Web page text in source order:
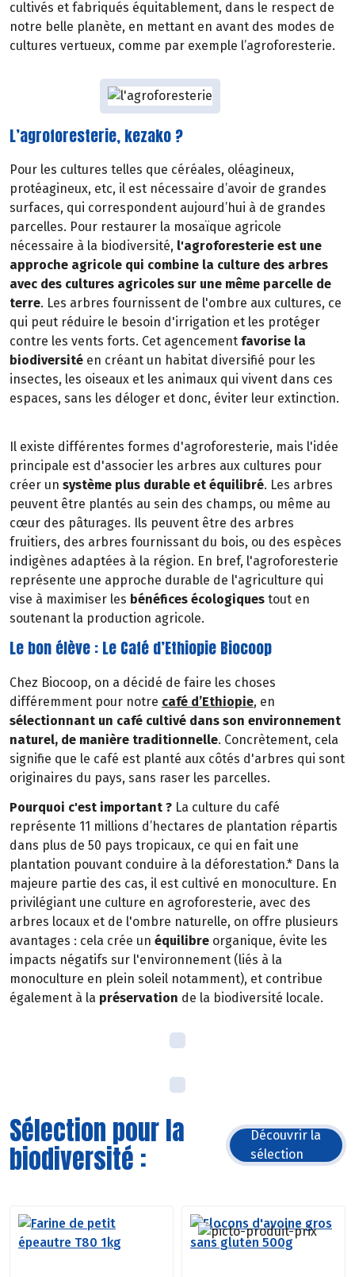
cultivés et fabriqués équitablement, dans le respect de
notre belle planète, en mettant en avant des modes de
cultures vertueux, comme par exemple l’agroforesterie.
L’agroforesterie, kezako ?
Pour les cultures telles que céréales, oléagineux,
protéagineux, etc, il est nécessaire d’avoir de grandes
surfaces, qui correspondent aujourd’hui à de grandes
parcelles. Pour restaurer la mosaïque agricole
nécessaire à la biodiversité, l'agroforesterie est une
approche agricole qui combine la culture des arbres
avec des cultures agricoles sur une même parcelle de
terre. Les arbres fournissent de l'ombre aux cultures, ce
qui peut réduire le besoin d'irrigation et les protéger
contre les vents forts. Cet agencement favorise la
biodiversité en créant un habitat diversifié pour les
insectes, les oiseaux et les animaux qui vivent dans ces
espaces, sans les déloger et donc, éviter leur extinction.
Il existe différentes formes d'agroforesterie, mais l'idée
principale est d'associer les arbres aux cultures pour
créer un système plus durable et équilibré. Les arbres
peuvent être plantés au sein des champs, ou même au
cœur des pâturages. Ils peuvent être des arbres
fruitiers, des arbres fournissant du bois, ou des espèces
indigènes adaptées à la région. En bref, l'agroforesterie
représente une approche durable de l'agriculture qui
vise à maximiser les bénéfices écologiques tout en
soutenant la production agricole.
Le bon élève : Le Café d’Ethiopie Biocoop
Chez Biocoop, on a décidé de faire les choses
différemment pour notre café d’Ethiopie, en
sélectionnant un café cultivé dans son environnement
naturel, de manière traditionnelle. Concrètement, cela
signifie que le café est planté aux côtés d'arbres qui sont
originaires du pays, sans raser les parcelles.
Pourquoi c'est important ? La culture du café
représente 11 millions d’hectares de plantation répartis
dans plus de 50 pays tropicaux, ce qui en fait une
plantation pouvant conduire à la déforestation.* Dans la
majeure partie des cas, il est cultivé en monoculture. En
privilégiant une culture en agroforesterie, avec des
arbres locaux et de l'ombre naturelle, on offre plusieurs
avantages : cela crée un équilibre organique, évite les
impacts négatifs sur l'environnement (liés à la
monoculture en plein soleil notamment), et contribue
également à la préservation de la biodiversité locale.
Sélection pour la
biodiversité :
Découvrir la
sélection